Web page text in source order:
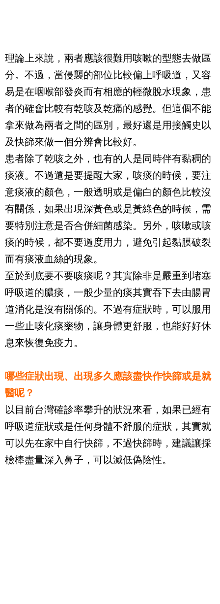
理論上來說，兩者應該很難用咳嗽的型態去做區
分。不過，當侵襲的部位比較偏上呼吸道，又容
易是在咽喉部發炎而有相應的輕微脫水現象，患
者的確會比較有乾咳及乾痛的感覺。但這個不能
拿來做為兩者之間的區別，最好還是用接觸史以
及快篩來做一個分辨會比較好。
患者除了乾咳之外，也有的人是同時伴有黏稠的
痰液。不過還是要提醒大家，咳痰的時候，要注
意痰液的顏色，一般透明或是偏白的顏色比較沒
有關係，如果出現深黃色或是黃綠色的時候，需
要特別注意是否合併細菌感染。另外，咳嗽或咳
痰的時候，都不要過度用力，避免引起黏膜破裂
而有痰液血絲的現象。
至於到底要不要咳痰呢？其實除非是嚴重到堵塞
呼吸道的膿痰，一般少量的痰其實吞下去由腸胃
道消化是沒有關係的。不過有症狀時，可以服用
一些止咳化痰藥物，讓身體更舒服，也能好好休
息來恢復免疫力。
哪些症狀出現、出現多久應該盡快作快篩或是就
醫呢？
以目前台灣確診率攀升的狀況來看，如果已經有
呼吸道症狀或是任何身體不舒服的症狀，其實就
可以先在家中自行快篩，不過快篩時，建議讓採
檢棒盡量深入鼻子，可以減低偽陰性。